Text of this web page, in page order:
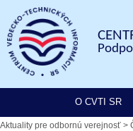
O CVTI SR
Aktuality pre odbornú verejnosť >